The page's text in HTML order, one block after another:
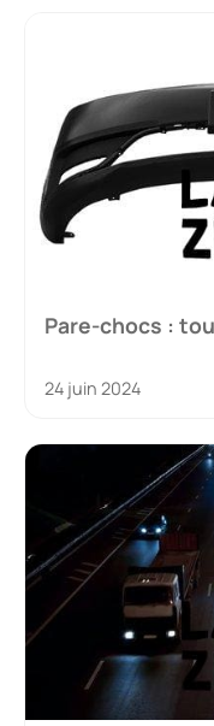
Pare-chocs :
24 juin 2024